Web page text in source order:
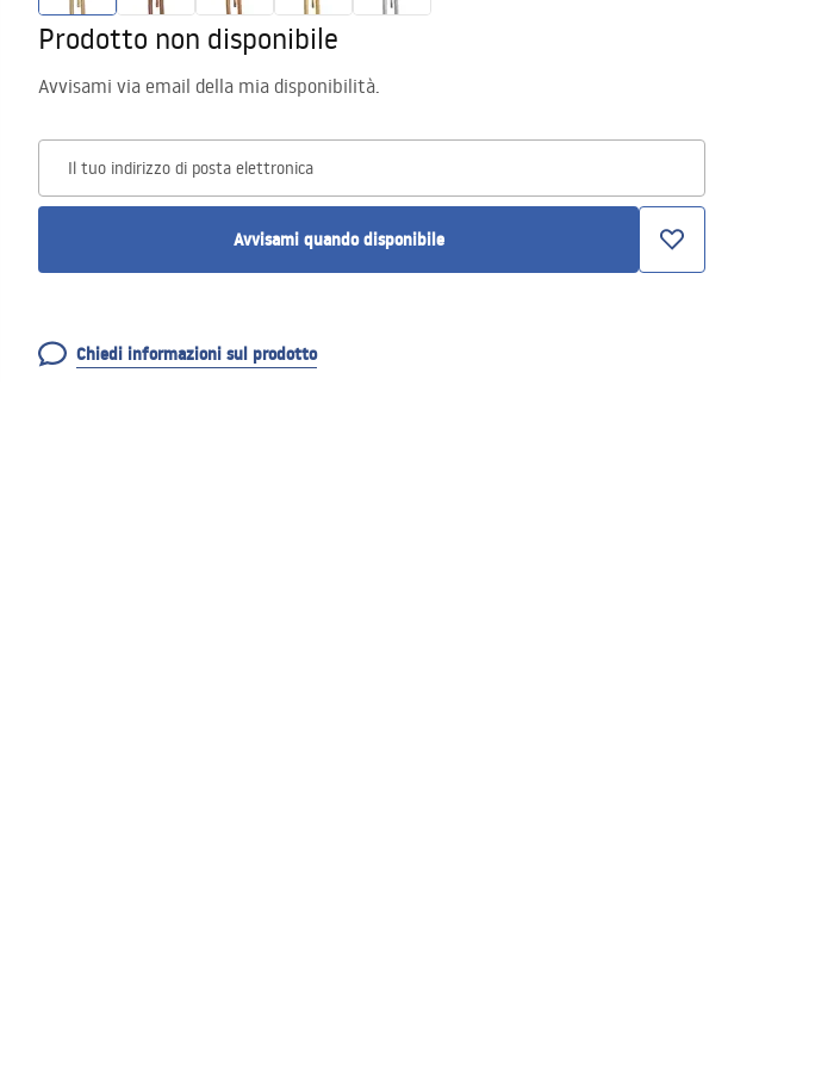
Prodotto non disponibile
Avvisami via email della mia disponibilità.
Il tuo indirizzo di posta elettronica
Avvisami quando disponibile
Chiedi informazioni sul prodotto